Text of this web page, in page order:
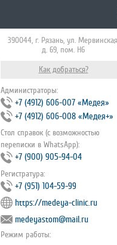
390044, г. Рязань, ул.
д. 69, пом. Н6
Как добраться?
Администраторы:
+7 (4912) 606-007 «Медея»
+7 (4912) 606-008 «Медея+»
Стол справок (с возможностью
переписки в WhatsApp):
+7 (900) 905-94-04
Регистратура:
+7 (951) 104-59-99
https://medeya-clinic.ru
medeyastom@mail.ru
Режим работы: